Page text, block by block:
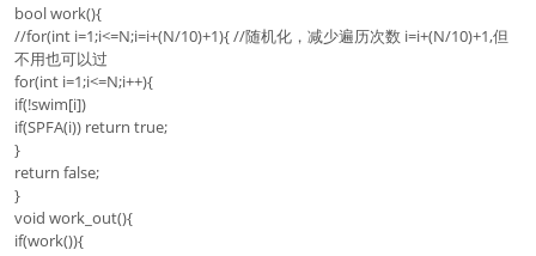
bool work(){
//for(int i=1;i<=N;i=i+(N/10)+1){ //随机化，减少遍历次数 i=i+(N/10)+1,但
不用也可以过
for(int i=1;i<=N;i++){
if(!swim[i])
if(SPFA(i)) return true;
}
return false;
}
void work_out(){
if(work()){